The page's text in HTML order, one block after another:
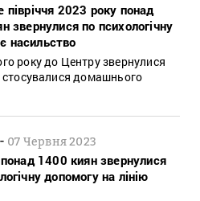
2023 року понад
звернулися по психологічну
насильство
року до Центру звернулися
домашнього
- 07 Червня 2023
1400 киян звернулися
допомогу на лінію